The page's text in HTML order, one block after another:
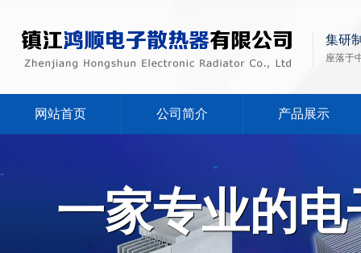
集研
座落于
网站首页 公司简介 产品展示
一家专业的